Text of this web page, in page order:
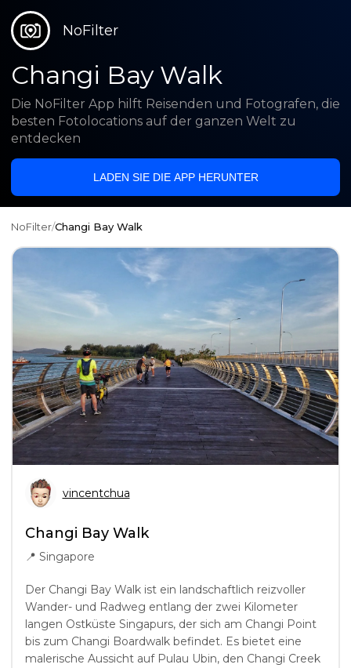
NoFilter
Changi Bay Walk
Die NoFilter App hilft Reisenden und Fotografen, die
besten Fotolocations auf der ganzen Welt zu
entdecken
LADEN SIE DIE APP HERUNTER
NoFilter/Changi Bay Walk
vincentchua
Changi Bay Walk
📍 Singapore
Der Changi Bay Walk ist ein landschaftlich reizvoller
Wander- und Radweg entlang der zwei Kilometer
langen Ostküste Singapurs, der sich am Changi Point
bis zum Changi Boardwalk befindet. Es bietet eine
malerische Aussicht auf Pulau Ubin, den Changi Creek